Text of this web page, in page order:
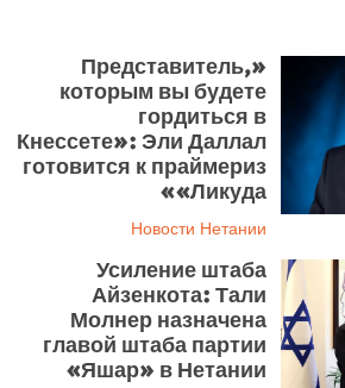
«Представитель,
которым вы будете
гордиться в
Кнессете»: Эли Даллал
готовится к праймериз
«Ликуда»
Новости Нетании
Усиление штаба
Айзенкота: Тали
Молнер назначена
главой штаба партии
«Яшар» в Нетании